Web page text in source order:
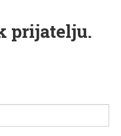
prijatelju.